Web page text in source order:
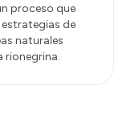
proceso que
de
naturales
rionegrina.